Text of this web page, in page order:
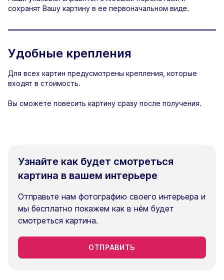
сохранят Вашу картину в ее первоначальном виде.
Удобные крепления
Для всех картин предусмотрены крепления, которые
входят в стоимость.
Вы сможете повесить картину сразу после получения.
Узнайте как будет смотреться
картина в вашем интерьере
Отправьте нам фотографию своего интерьера и
мы бесплатно покажем как в нём будет
смотреться картина.
ОТПРАВИТЬ